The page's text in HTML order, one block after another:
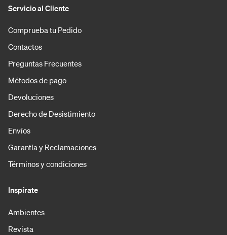
Servicio al Cliente
Comprueba tu Pedido
Contactos
Preguntas Frecuentes
Métodos de pago
Devoluciones
Derecho de Desistimiento
Envíos
Garantía y Reclamaciones
Términos y condiciones
Inspírate
Ambientes
Revista